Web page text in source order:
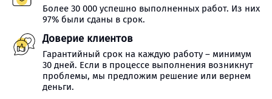
Более 30 000 успешно выполненных работ. Из них
97% были сданы в срок.
Доверие клиентов
Гарантийный срок на каждую работу – минимум
30 дней. Если в процессе выполнения возникнут
проблемы, мы предложим решение или вернем
деньги.